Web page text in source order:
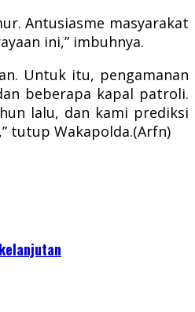
Antusiasme masyarakat
ini,” imbuhnya.
Untuk itu, pengamanan
beberapa kapal patroli.
lalu, dan kami prediksi
tutup Wakapolda.(Arfn)